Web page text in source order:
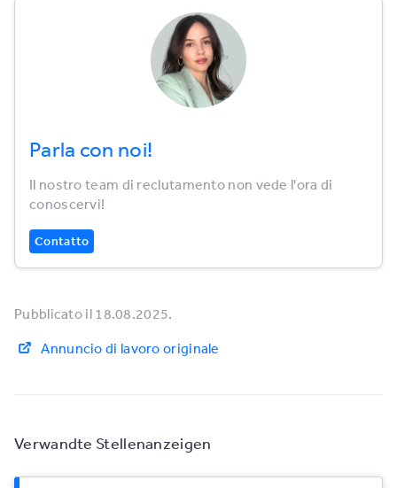
Verwandte Stellenanzeigen
Parla con noi!
Il nostro team di reclutamento non vede l'ora di
conoscervi!
Contatto
Pubblicato il 18.08.2025.
Annuncio di lavoro originale